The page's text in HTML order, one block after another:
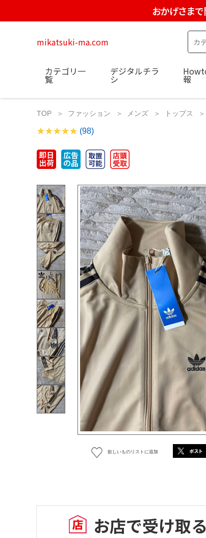
おかげさま
mikatsuki-ma.com
カテゴリ一
覧
デジタルチラ
シ 報
TOP ファッション メンズ トップス
(98)
欲しいものリストに追加
お店で受け取る